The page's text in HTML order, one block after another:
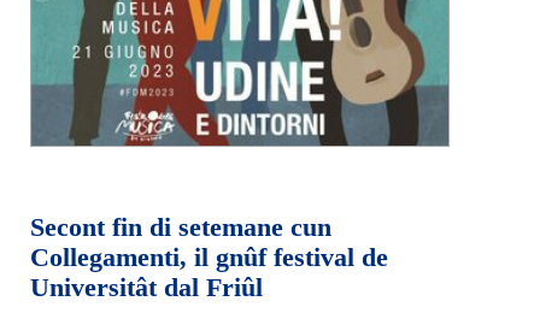
Secont fin di setemane cun
Collegamenti, il gnûf festival de
Universitât dal Friûl